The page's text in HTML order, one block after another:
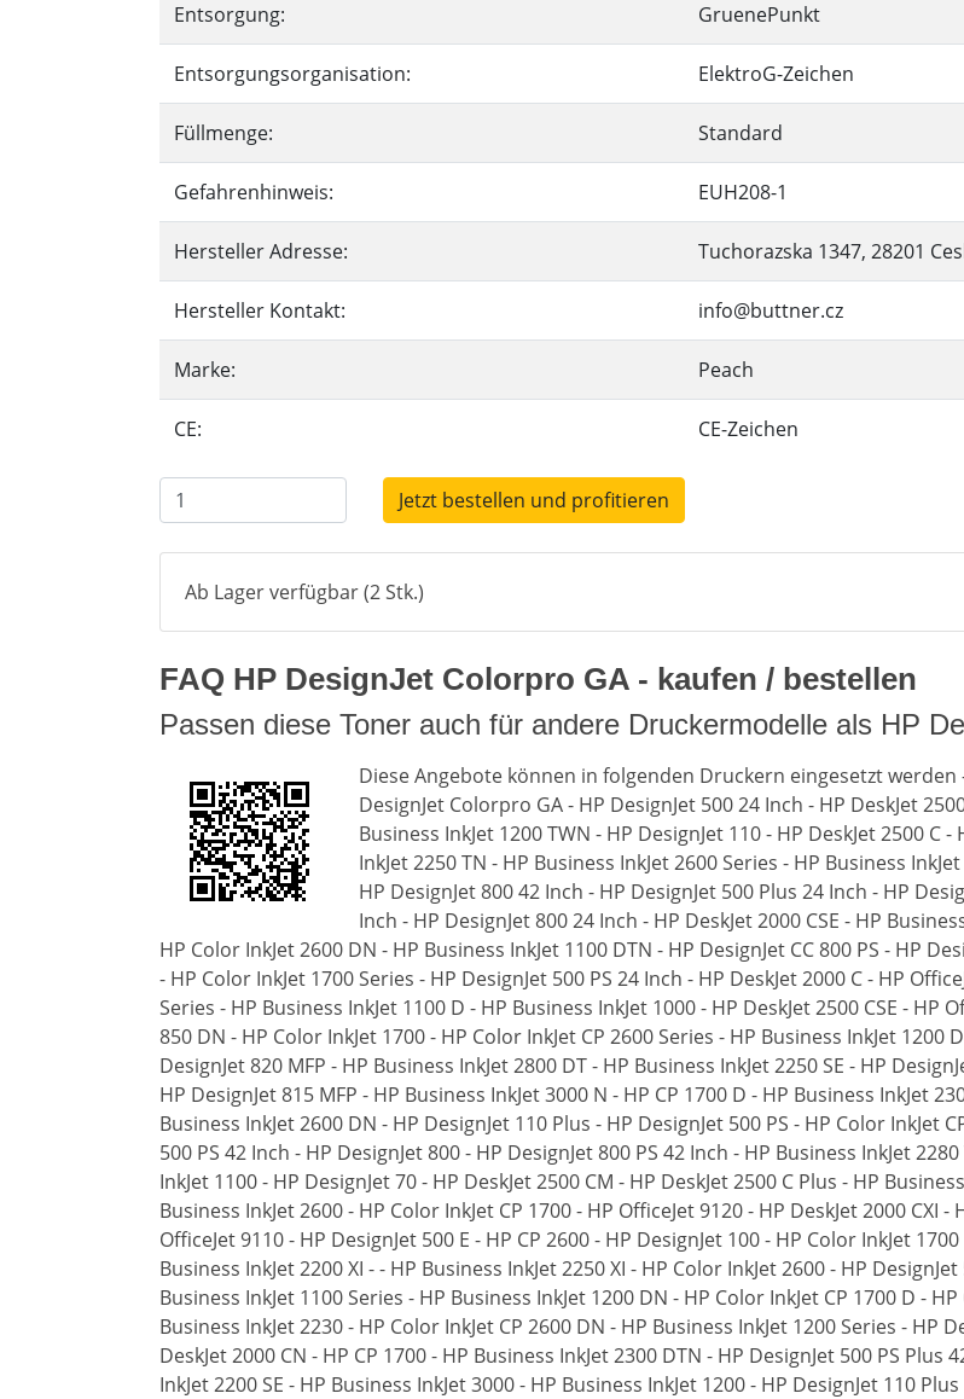
Entsorgung: GruenePunkt
Entsorgungsorganisation: ElektroG-Zeichen
Füllmenge: Standard
Gefahrenhinweis: EUH208-1
Hersteller Adresse: Tuchorazska 1347, 28201
Hersteller Kontakt: info@buttner.cz
Marke: Peach
CE: CE-Zeichen
Jetzt bestellen und profitieren
Ab Lager verfügbar (2 Stk.)
FAQ HP DesignJet Colorpro GA - kaufen / bestellen
Passen diese Toner auch für andere Druckermodelle als HP
Diese Angebote können in folgenden Druckern eingesetzt werden
DesignJet Colorpro GA - HP DesignJet 500 24 Inch - HP DeskJet
Business InkJet 1200 TWN - HP DesignJet 110 - HP DeskJet 2500 C -
InkJet 2250 TN - HP Business InkJet 2600 Series - HP Business
HP DesignJet 800 42 Inch - HP DesignJet 500 Plus 24 Inch - HP
Inch - HP DesignJet 800 24 Inch - HP DeskJet 2000 CSE - HP
HP Color InkJet 2600 DN - HP Business InkJet 1100 DTN - HP DesignJet CC 800 PS - HP
- HP Color InkJet 1700 Series - HP DesignJet 500 PS 24 Inch - HP DeskJet 2000 C - HP
Series - HP Business InkJet 1100 D - HP Business InkJet 1000 - HP DeskJet 2500 CSE - HP
850 DN - HP Color InkJet 1700 - HP Color InkJet CP 2600 Series - HP Business InkJet 1200
DesignJet 820 MFP - HP Business InkJet 2800 DT - HP Business InkJet 2250 SE - HP
HP DesignJet 815 MFP - HP Business InkJet 3000 N - HP CP 1700 D - HP Business InkJet
Business InkJet 2600 DN - HP DesignJet 110 Plus - HP DesignJet 500 PS - HP Color InkJet
500 PS 42 Inch - HP DesignJet 800 - HP DesignJet 800 PS 42 Inch - HP Business InkJet
InkJet 1100 - HP DesignJet 70 - HP DeskJet 2500 CM - HP DeskJet 2500 C Plus - HP
Business InkJet 2600 - HP Color InkJet CP 1700 - HP OfficeJet 9120 - HP DeskJet 2000 CXI
OfficeJet 9110 - HP DesignJet 500 E - HP CP 2600 - HP DesignJet 100 - HP Color InkJet
Business InkJet 2200 XI - - HP Business InkJet 2250 XI - HP Color InkJet 2600 - HP
Business InkJet 1100 Series - HP Business InkJet 1200 DN - HP Color InkJet CP 1700 D -
Business InkJet 2230 - HP Color InkJet CP 2600 DN - HP Business InkJet 1200 Series - HP
DeskJet 2000 CN - HP CP 1700 - HP Business InkJet 2300 DTN - HP DesignJet 500 PS
InkJet 2200 SE - HP Business InkJet 3000 - HP Business InkJet 1200 - HP DesignJet 110